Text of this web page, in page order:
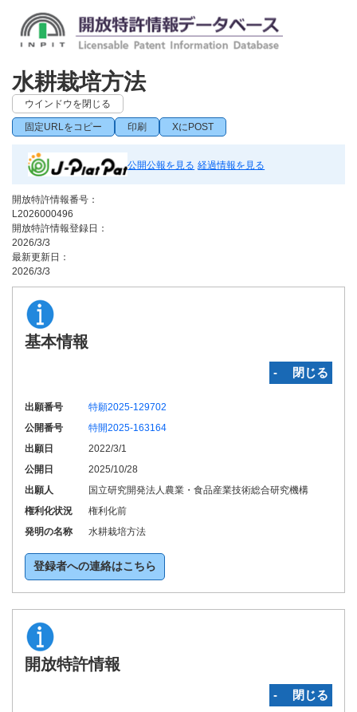
水耕栽培方法
ウインドウを閉じる
固定URLをコピー 印刷 XにPOST
公開公報を見る 経過情報を見る
開放特許情報番号：
L2026000496
開放特許情報登録日：
2026/3/3
最新更新日：
2026/3/3
基本情報
‐ 閉じる
出願番号
特願2025-129702
公開番号
特開2025-163164
出願日
2022/3/1
公開日
2025/10/28
出願人
国立研究開発法人農業・食品産業技術総合研究機構
権利化状況
権利化前
発明の名称
水耕栽培方法
登録者への連絡はこちら
開放特許情報
‐ 閉じる